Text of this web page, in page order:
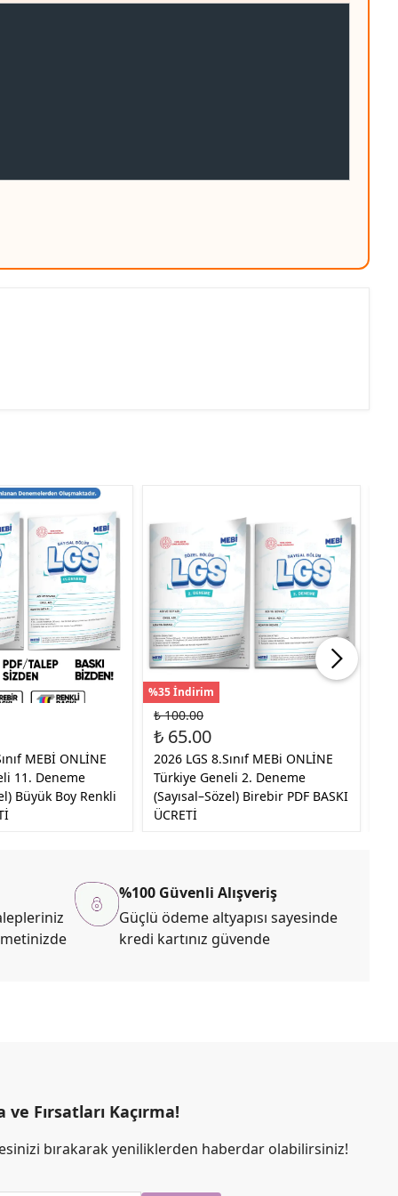
MEBİ ONLİNE
11. Deneme
Büyük Boy Renkli
%35 İndirim
₺ 100.00
₺ 65.00
2026 LGS 8.Sınıf MEBi ONLİNE
Türkiye Geneli 2. Deneme
(Sayısal–Sözel) Birebir PDF BASKI
ÜCRETİ
%100 Güvenli Alışveriş
Güçlü ödeme altyapısı sayesinde
kredi kartınız güvende
ve Fırsatları Kaçırma!
bırakarak yeniliklerden haberdar olabilirsiniz!